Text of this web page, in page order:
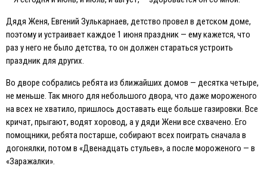
Дядя Женя, Eвгений Зулькарнаев, детство провел в детском доме,
поэтому и устраивает каждое 1 июня праздник — ему кажется, что
раз у него не было детства, то он должен стараться устроить
праздник для других.
Во дворе собрались ребята из ближайших домов — десятка четыре,
не меньше. Так много для небольшого двора, что даже мороженого
на всех не хватило, пришлось доставать еще больше газировки. Все
кричат, прыгают, водят хоровод, а у дяди Жени все схвачено. Eго
помощники, ребята постарше, собирают всех поиграть сначала в
догонялки, потом в «Двенадцать стульев», а после мороженого — в
«Заражалки».